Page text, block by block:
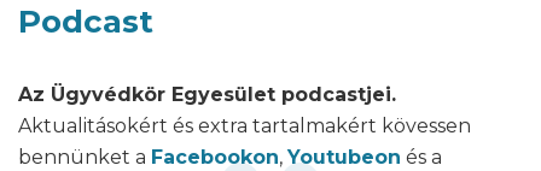
Podcast
Az Ügyvédkör Egyesület podcastjei.
Aktualitásokért és extra tartalmakért kövessen
bennünket a Facebookon, Youtubeon és a